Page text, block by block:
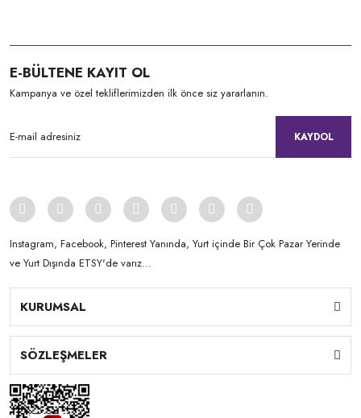
E-BÜLTENE KAYIT OL
Kampanya ve özel tekliflerimizden ilk önce siz yararlanın.
KAYDOL
Instagram, Facebook, Pinterest Yanında, Yurt içinde Bir Çok Pazar Yerinde
ve Yurt Dışında ETSY'de varız...
KURUMSAL
SÖZLEŞMELER